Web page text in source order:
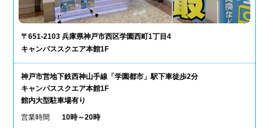
〒651-2103 兵庫県神戸市西区学園西町1丁目4
キャンパススクエア本館1F
神戸市営地下鉄西神山手線「学園都市」駅下車徒歩2分
キャンパススクエア本館1F
館内大型駐車場有り
営業時間
10時～20時